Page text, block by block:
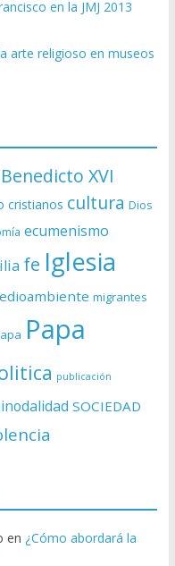
en la JMJ 2013
arte religioso en museos
Benedicto XVI
cristianos cultura Dios
ecumenismo
fe Iglesia
migrantes
Papa
publicación
SOCIEDAD
en ¿Cómo abordará la